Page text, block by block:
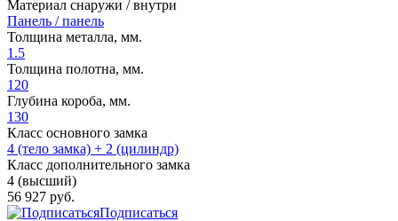
Материал снаружи / внутри
Панель / панель
Толщина металла, мм.
1.5
Толщина полотна, мм.
120
Глубина короба, мм.
130
Класс основного замка
4 (тело замка) + 2 (цилиндр)
Класс дополнительного замка
4 (высший)
56 927 руб.
Подписаться